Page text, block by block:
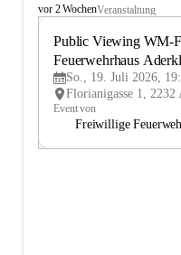
A
vor 2 WochenVeranstaltung
Public Viewing WM-
Feuerwehrhaus
So., 19. Juli 2026,
Event von
Freiwillige